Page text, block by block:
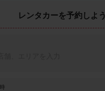
レンタカーを予約しよう